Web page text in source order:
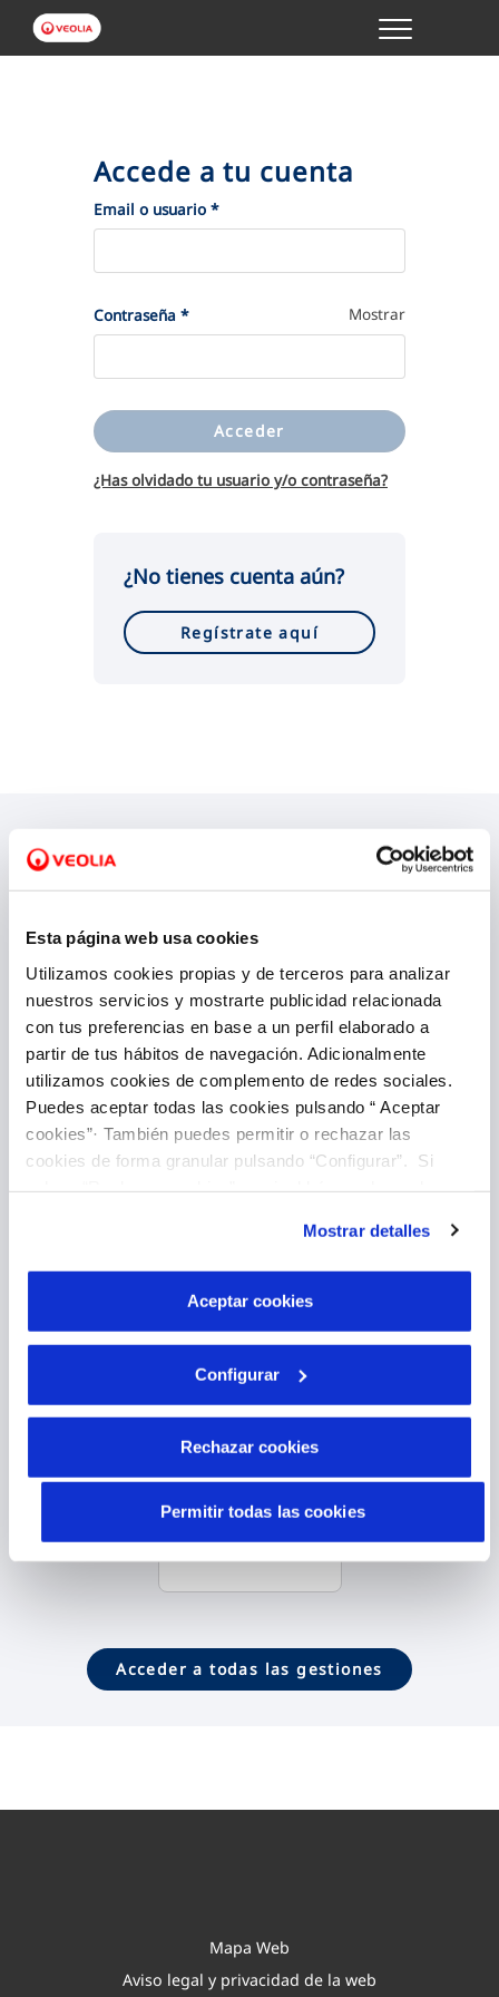
Esta página web usa cookies
Utilizamos cookies propias y de terceros para analizar
nuestros servicios y mostrarte publicidad relacionada
con tus preferencias en base a un perfil elaborado a
partir de tus hábitos de navegación. Adicionalmente
utilizamos cookies de complemento de redes sociales.
Puedes aceptar todas las cookies pulsando “ Aceptar
cookies”· También puedes permitir o rechazar las
cookies de forma granular pulsando “Configurar”. Si
son indispensables para que el sitio web funcione y que
por tanto no se pueden desactivar. Puedes consultar
más información en nuestraPolítica de Cookies
Mostrar detalles
Aceptar cookies
Configurar
Rechazar cookies
Permitir todas las cookies
Menu
TU SERVICIO
VER TODAS LAS GESTIONES
TU AGUA
CONÓCENOS
¿En qué te podemos ayudar?
Introducir lectura
Pago Online
Contactar
Acceder a todas las gestiones
Accede a tu cuenta
Email o usuario *(Obligatorio)
Contraseña *(Obligatorio) Mostrar
Acceder
¿Has olvidado tu usuario y/o contraseña?
¿No tienes cuenta aún?
Regístrate aquí
Mapa Web
Aviso legal y privacidad de la web